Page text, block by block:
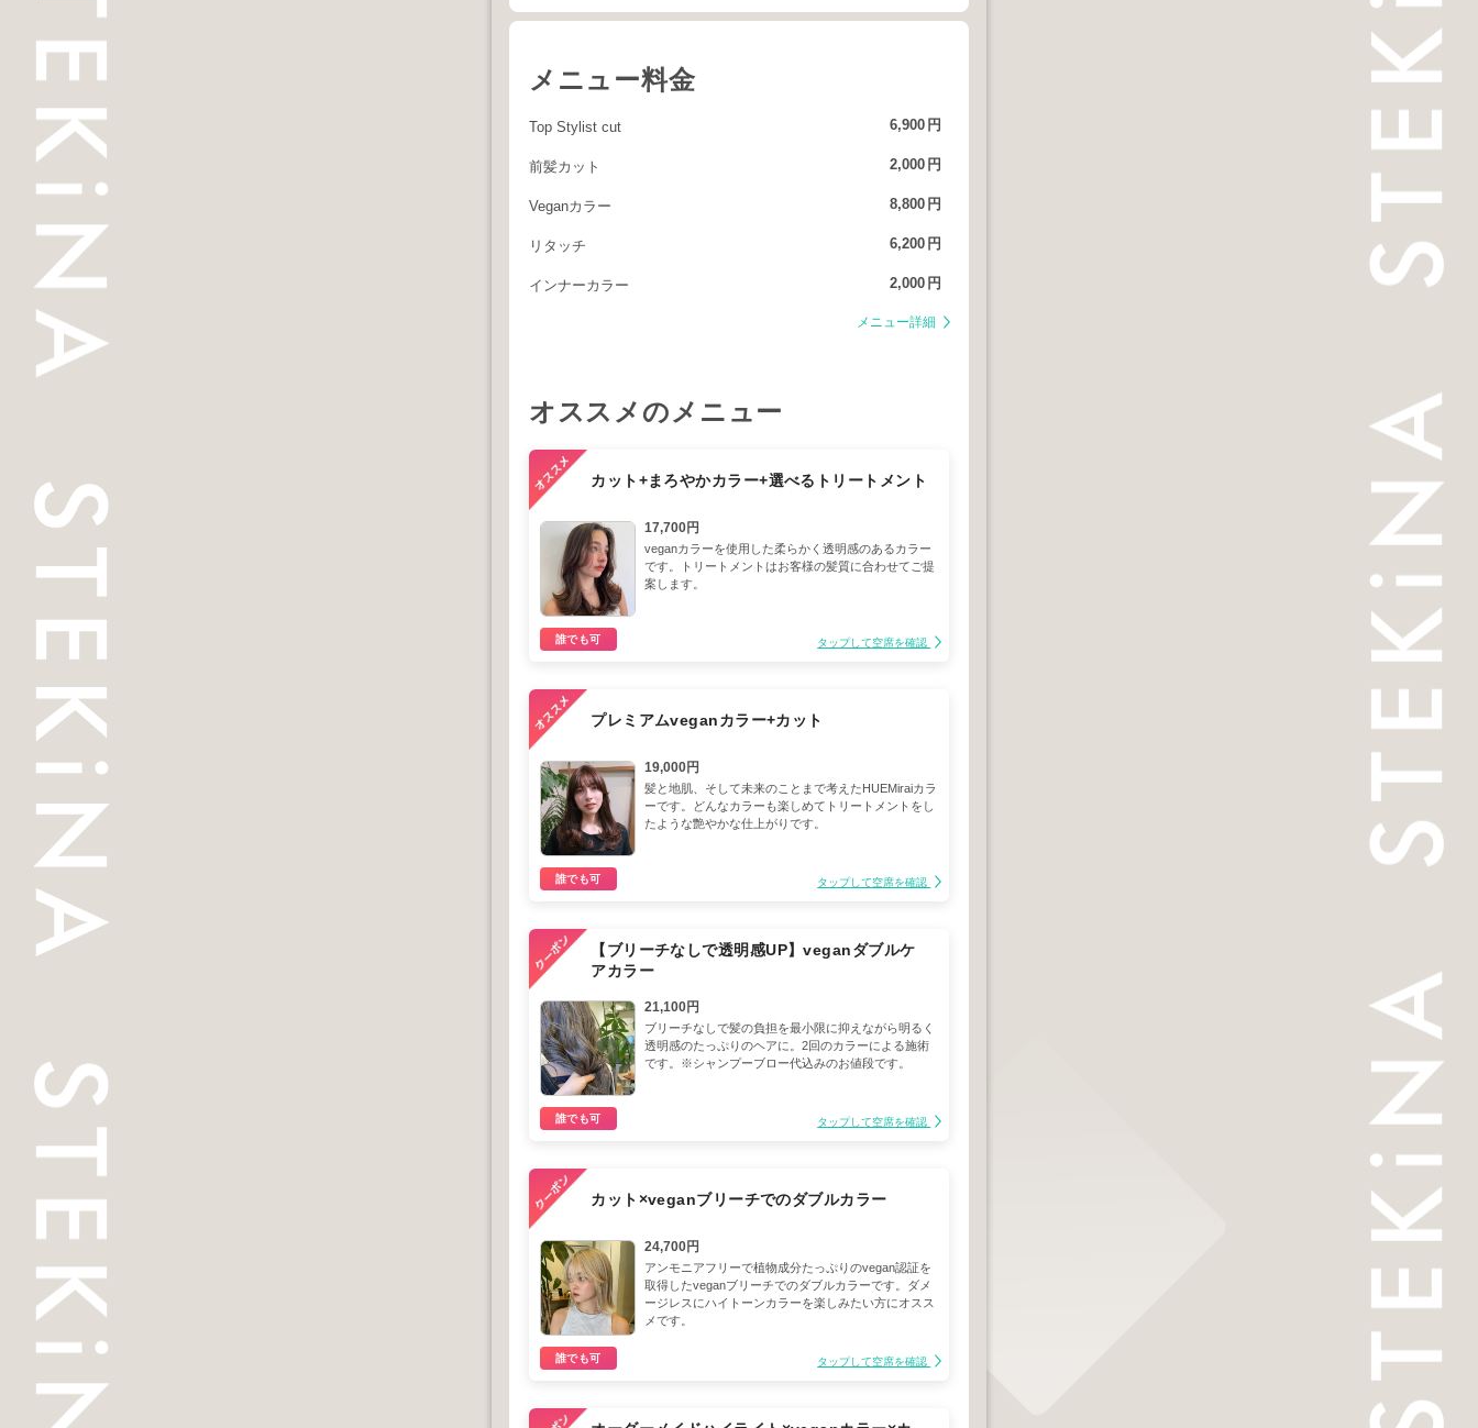
メニュー料金
Top Stylist cut 6,900 円
前髪カット 2,000 円
Veganカラー 8,800 円
リタッチ 6,200 円
インナーカラー 2,000 円
メニュー詳細
オススメのメニュー
カット+まろやかカラー+選べるトリートメント
17,700円
veganカラーを使用した柔らかく透明感のあるカラー
です。トリートメントはお客様の髪質に合わせてご提
案します。
誰でも可 タップして空席を確認
プレミアムveganカラー+カット
19,000円
髪と地肌、そして未来のことまで考えたHUEMiraiカラ
ーです。どんなカラーも楽しめてトリートメントをし
たような艶やかな仕上がりです。
誰でも可 タップして空席を確認
【ブリーチなしで透明感UP】veganダブルケ
アカラー
21,100円
ブリーチなしで髪の負担を最小限に抑えながら明るく
透明感のたっぷりのヘアに。2回のカラーによる施術
です。※シャンプーブロー代込みのお値段です。
誰でも可 タップして空席を確認
カット×veganブリーチでのダブルカラー
24,700円
アンモニアフリーで植物成分たっぷりのvegan認証を
取得したveganブリーチでのダブルカラーです。ダメ
ージレスにハイトーンカラーを楽しみたい方にオスス
メです。
誰でも可 タップして空席を確認